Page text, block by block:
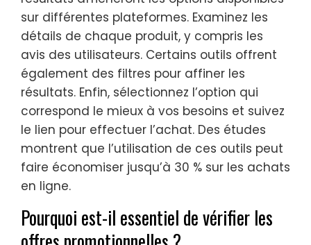
sur différentes plateformes. Examinez les
détails de chaque produit, y compris les
avis des utilisateurs. Certains outils offrent
également des filtres pour affiner les
résultats. Enfin, sélectionnez l’option qui
correspond le mieux à vos besoins et suivez
le lien pour effectuer l’achat. Des études
montrent que l’utilisation de ces outils peut
faire économiser jusqu’à 30 % sur les achats
en ligne.
Pourquoi est-il essentiel de vérifier les